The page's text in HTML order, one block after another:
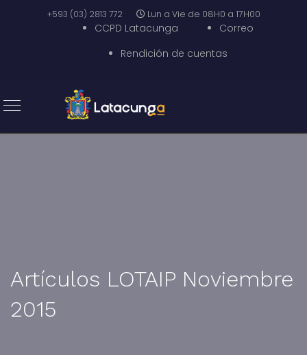
+593 (03) 2813 772 Lun a Vie de 08H0 a 17H00
CCPD Latacunga
Correo
Rendición de cuentas
Artículos LOTAIP Noviembre
2015